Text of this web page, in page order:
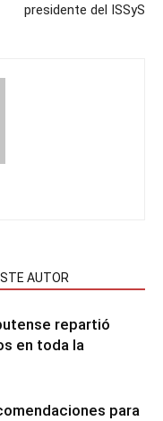
presidente del ISSyS
AUTOR
repartió
en toda la
para